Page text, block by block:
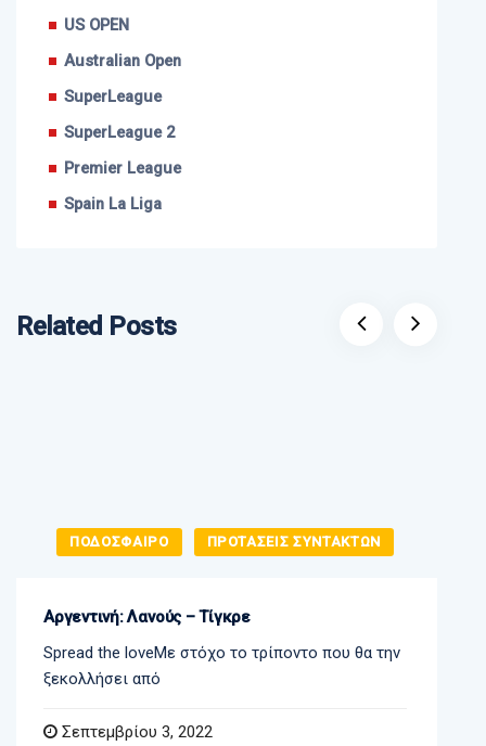
US OPEN
Australian Open
SuperLeague
SuperLeague 2
Premier League
Spain La Liga
Related Posts
ΠΟΔΟΣΦΑΙΡΟ ΠΡΟΤΑΣΕΙΣ ΣΥΝΤΑΚΤΩΝ
Αργεντινή: Λανούς – Τίγκρε
Spread the loveΜε στόχο το τρίποντο που θα την
ξεκολλήσει από
Σεπτεμβρίου 3, 2022